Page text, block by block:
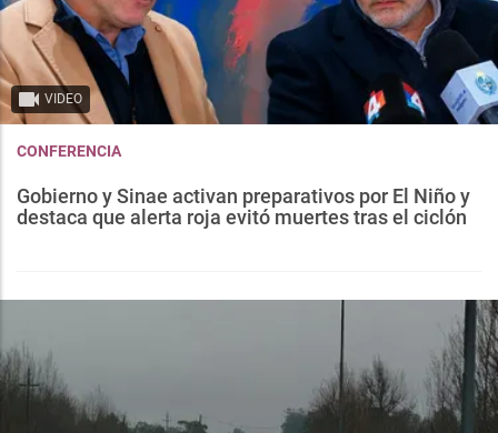
VIDEO
CONFERENCIA
Gobierno y Sinae activan preparativos por El Niño y
destaca que alerta roja evitó muertes tras el ciclón